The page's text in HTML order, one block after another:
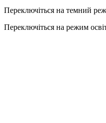
Переключіться на темний
Переключіться на режим